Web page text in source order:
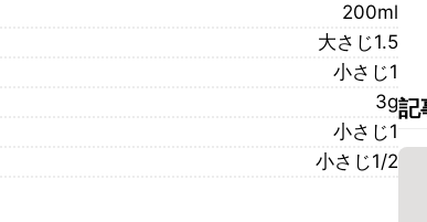
200ml
大さじ1.5
小さじ1
3g
小さじ1
小さじ1/2
記